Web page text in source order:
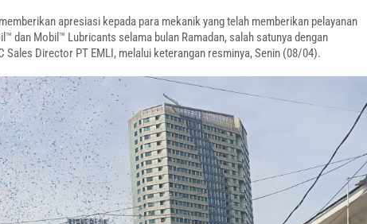
apresiasi kepada para mekanik yang telah memberikan pelayanan
dan Mobil™ Lubricants selama bulan Ramadan, salah satunya dengan
Director PT EMLI, melalui keterangan resminya, Senin (08/04).